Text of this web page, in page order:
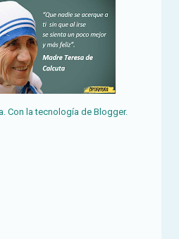
Con la tecnología deBlogger.